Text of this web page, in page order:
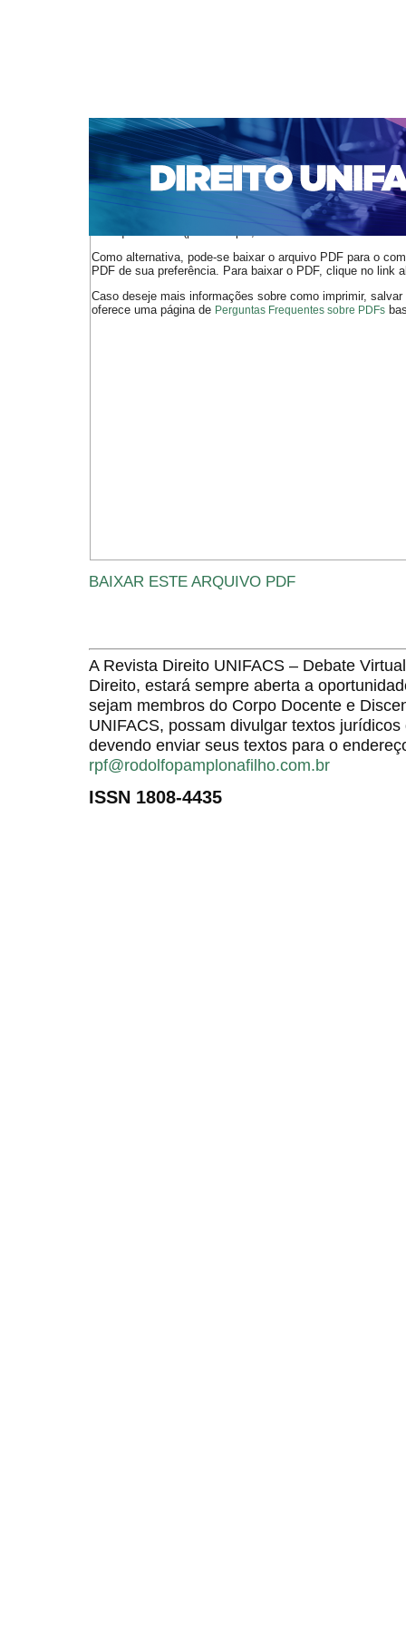
CAPA SOBRE ACESSO CADASTRO
NOTÍCIAS
EDIÇÕES DE Nº 1 A 100 WEBMAIL
Capa>n. 225 (2019) > Sepúlveda
O arquivo PDF selecionado deve ser carregado no
de arquivos PDF (por exemplo, uma versão atual do
Como alternativa, pode-se baixar o arquivo PDF para o
PDF de sua preferência. Para baixar o PDF, clique no link
Caso deseje mais informações sobre como imprimir,
oferece uma página de Perguntas Frequentes sobre PDFs
BAIXAR ESTE ARQUIVO PDF
A Revista Direito UNIFACS – Debate
Direito, estará sempre aberta a
sejam membros do Corpo Docente e
UNIFACS, possam divulgar textos
devendo enviar seus textos para o
rpf@rodolfopamplonafilho.com.br
ISSN 1808-4435